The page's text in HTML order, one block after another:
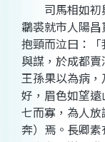
司馬相如初
鸘裘就市人陽
抱頸而泣曰：
與謀，於成都
王孫果以為病
好，眉色如望
七而寡，為人
奔）焉。長卿